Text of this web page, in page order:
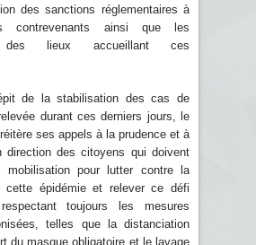
des sanctions réglementaires à
contrevenants ainsi que les
des lieux accueillant ces
de la stabilisation des cas de
durant ces derniers jours, le
ses appels à la prudence et à
direction des citoyens qui doivent
mobilisation pour lutter contre la
cette épidémie et relever ce défi
toujours les mesures
telles que la distanciation
du masque obligatoire et le lavage